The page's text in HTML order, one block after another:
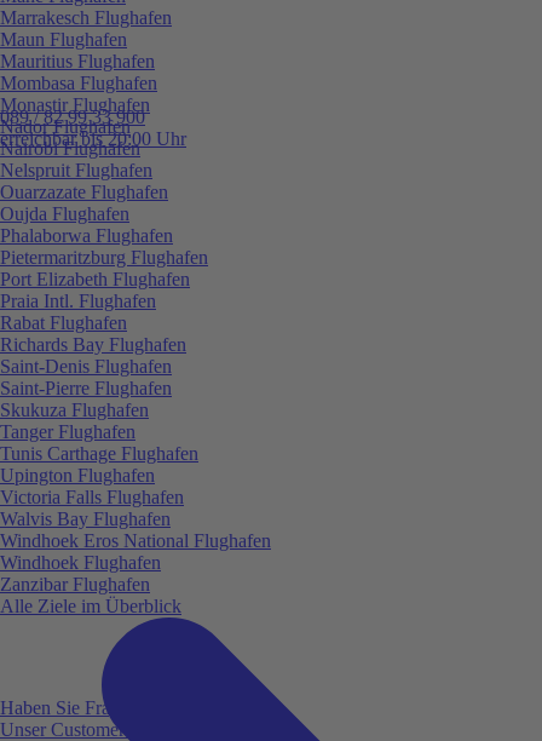
089 / 82 99 33 900
erreichbar bis 20:00 Uhr
Haben Sie Fragen?
Unser Customer Service ist für Sie da!
Marrakesch Flughafen
Maun Flughafen
Mauritius Flughafen
Mombasa Flughafen
Monastir Flughafen
Nador Flughafen
Nairobi Flughafen
Nelspruit Flughafen
Ouarzazate Flughafen
Oujda Flughafen
Phalaborwa Flughafen
Pietermaritzburg Flughafen
Port Elizabeth Flughafen
Praia Intl. Flughafen
Rabat Flughafen
Richards Bay Flughafen
Saint-Denis Flughafen
Saint-Pierre Flughafen
Skukuza Flughafen
Tanger Flughafen
Tunis Carthage Flughafen
Upington Flughafen
Victoria Falls Flughafen
Walvis Bay Flughafen
Windhoek Eros National Flughafen
Windhoek Flughafen
Zanzibar Flughafen
Alle Ziele im Überblick